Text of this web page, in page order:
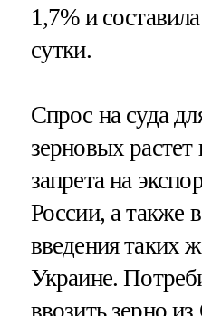
1,7% и
сутки.
Спрос на суда
зерновых
запрета на
России, а также
введения таких
Украине.
ввозить зерно